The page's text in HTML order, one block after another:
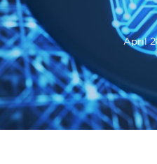
April